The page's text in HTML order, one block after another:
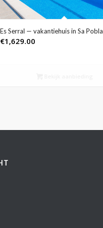
Es Serral — vakantiehuis in Sa Pobla
€1,629.00